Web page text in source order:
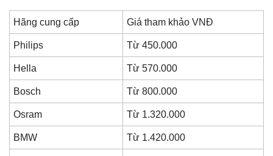
Hãng cung cấp Giá tham khảo VNĐ
Philips Từ 450.000
Hella Từ 570.000
Bosch Từ 800.000
Osram Từ 1.320.000
BMW Từ 1.420.000